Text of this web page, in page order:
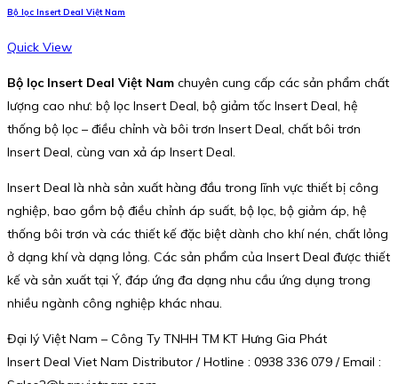
Bộ lọc Insert Deal Việt Nam
Quick View
Bộ lọc Insert Deal Việt Nam chuyên cung cấp các sản phẩm chất
lượng cao như: bộ lọc Insert Deal, bộ giảm tốc Insert Deal, hệ
thống bộ lọc – điều chỉnh và bôi trơn Insert Deal, chất bôi trơn
Insert Deal, cùng van xả áp Insert Deal.
Insert Deal là nhà sản xuất hàng đầu trong lĩnh vực thiết bị công
nghiệp, bao gồm bộ điều chỉnh áp suất, bộ lọc, bộ giảm áp, hệ
thống bôi trơn và các thiết kế đặc biệt dành cho khí nén, chất lỏng
ở dạng khí và dạng lỏng. Các sản phẩm của Insert Deal được thiết
kế và sản xuất tại Ý, đáp ứng đa dạng nhu cầu ứng dụng trong
nhiều ngành công nghiệp khác nhau.
Đại lý Việt Nam – Công Ty TNHH TM KT Hưng Gia Phát
Insert Deal Viet Nam Distributor / Hotline : 0938 336 079 / Email :